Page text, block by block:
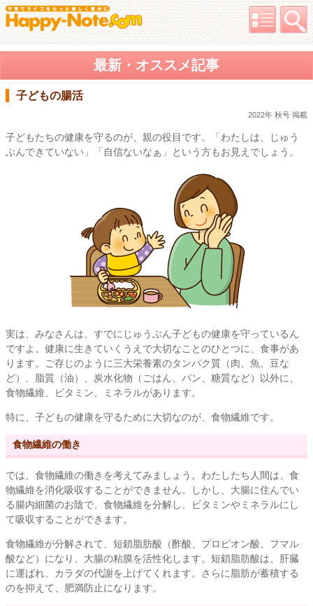
最新・オススメ記事
子どもの腸活
2022年 秋号 掲載
子どもたちの健康を守るのが、親の役目です。「わたしは、じゅう
ぶんできていない」「自信ないなぁ」という方もお見えでしょう。
実は、みなさんは、すでにじゅうぶん子どもの健康を守っているん
ですよ。健康に生きていくうえで大切なことのひとつに、食事があ
ります。ご存じのように三大栄養素のタンパク質（肉、魚、豆な
ど）、脂質（油）、炭水化物（ごはん、パン、糖質など）以外に、
食物繊維、ビタミン、ミネラルがあります。
特に、子どもの健康を守るために大切なのが、食物繊維です。
食物繊維の働き
では、食物繊維の働きを考えてみましょう。わたしたち人間は、食
物繊維を消化吸収することができません。しかし、大腸に住んでい
る腸内細菌のお陰で、食物繊維を分解し、ビタミンやミネラルにし
て吸収することができます。
食物繊維が分解されて、短鎖脂肪酸（酢酸、プロピオン酸、フマル
酸など）になり、大腸の粘膜を活性化します。短鎖脂肪酸は、肝臓
に運ばれ、カラダの代謝を上げてくれます。さらに脂肪が蓄積する
のを抑えて、肥満防止になります。